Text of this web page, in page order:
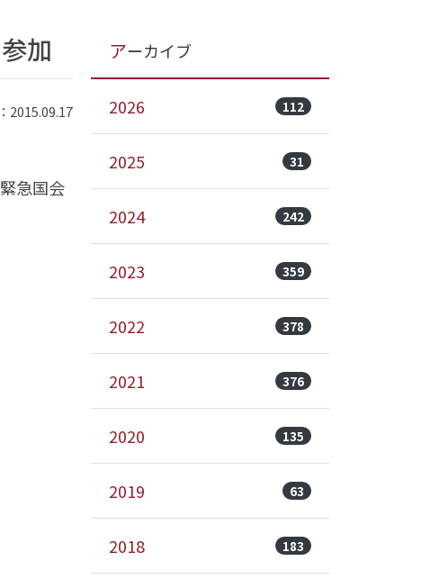
加
2015.09.17
急国会
アーカイブ
2026 112
2025 31
2024 242
2023 359
2022 378
2021 376
2020 135
2019 63
2018 183